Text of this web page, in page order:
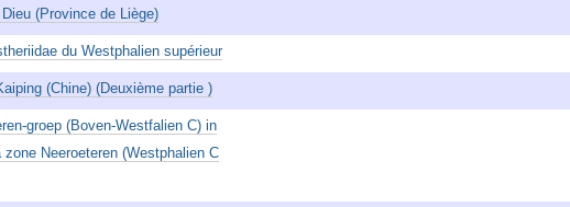
(Province de Liège)
du Westphalien supérieur
(Chine) (Deuxième partie )
groep (Boven-Westfalien C) in
Neeroeteren (Westphalien C